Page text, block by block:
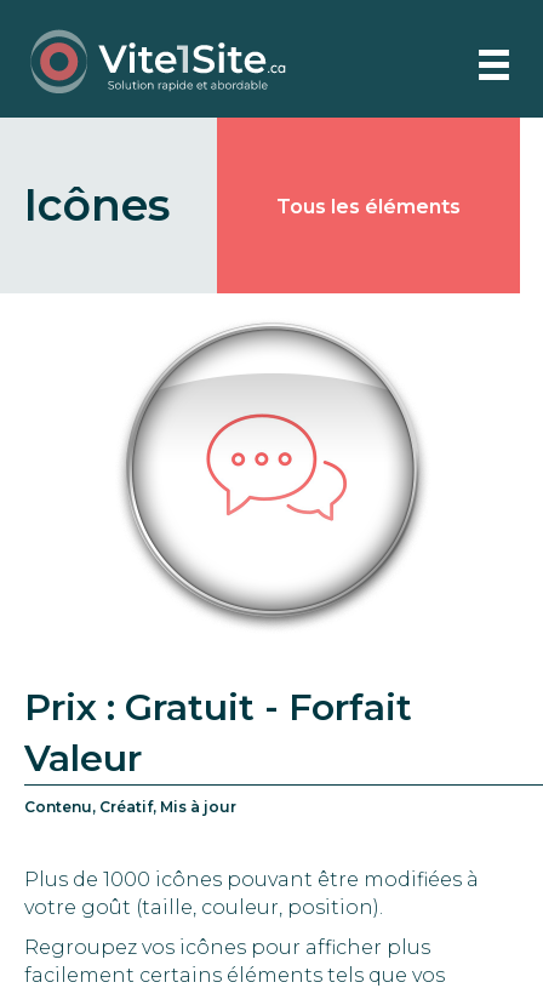
Icônes Tous les éléments
Prix : Gratuit - Forfait
Valeur
Contenu, Créatif, Mis à jour
Plus de 1000 icônes pouvant être modifiées à
votre goût (taille, couleur, position).
Regroupez vos icônes pour afficher plus
facilement certains éléments tels que vos